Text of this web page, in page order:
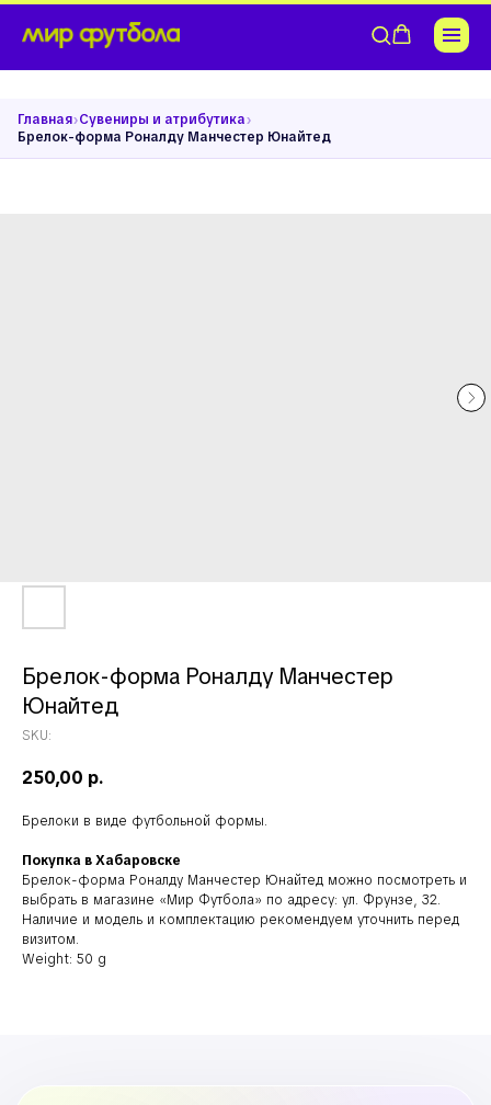
Главная›Сувениры и атрибутика›
Брелок-форма Роналду Манчестер Юнайтед
Брелок-форма Роналду Манчестер
Юнайтед
SKU:
250,00 р.
Брелоки в виде футбольной формы.
Покупка в Хабаровске
Брелок-форма Роналду Манчестер Юнайтед можно посмотреть и
выбрать в магазине «Мир Футбола» по адресу: ул. Фрунзе, 32.
Наличие и модель и комплектацию рекомендуем уточнить перед
визитом.
Weight: 50 g